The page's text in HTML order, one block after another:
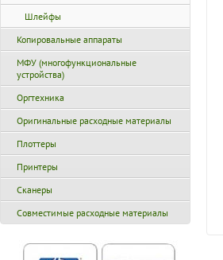
Шлейфы
Копировальные аппараты
МФУ (многофункциональные
устройства)
Оргтехника
Оригинальные расходные материалы
Плоттеры
Принтеры
Сканеры
Совместимые расходные материалы